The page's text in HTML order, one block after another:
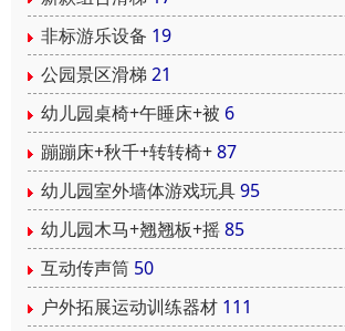
非标游乐设备 19
公园景区滑梯 21
幼儿园桌椅+午睡床+被 6
蹦蹦床+秋千+转转椅+87
幼儿园室外墙体游戏玩具95
幼儿园木马+翘翘板+摇85
互动传声筒 50
户外拓展运动训练器材 111